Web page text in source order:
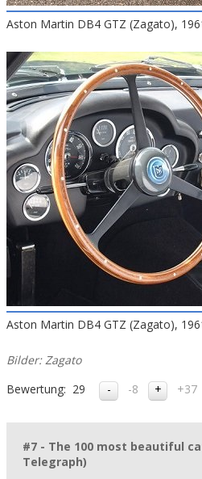
Aston Martin DB4 GTZ (Zagato),
Aston Martin DB4 GTZ (Zagato),
Bilder: Zagato
Bewertung: 29 -8 +37
#7 - The 100 most beautiful
Telegraph)